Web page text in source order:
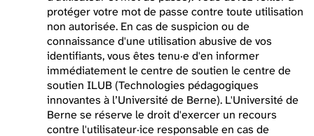
protéger votre mot de passe contre toute utilisation
non autorisée. En cas de suspicion ou de
connaissance d'une utilisation abusive de vos
identifiants, vous êtes tenu·e d'en informer
immédiatement le centre de soutien le centre de
soutien ILUB (Technologies pédagogiques
innovantes à l’Université de Berne). L'Université de
Berne se réserve le droit d'exercer un recours
contre l'utilisateur·ice responsable en cas de